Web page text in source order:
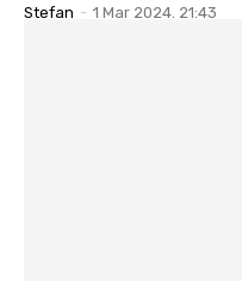
Stefan - 1 Mar 2024. 21:43